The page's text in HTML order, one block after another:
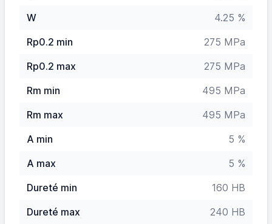
W
4.25 %
Rp0.2 min
275 MPa
Rp0.2 max
275 MPa
Rm min
495 MPa
Rm max
495 MPa
A min
5 %
A max
5 %
Dureté min
160 HB
Dureté max
240 HB